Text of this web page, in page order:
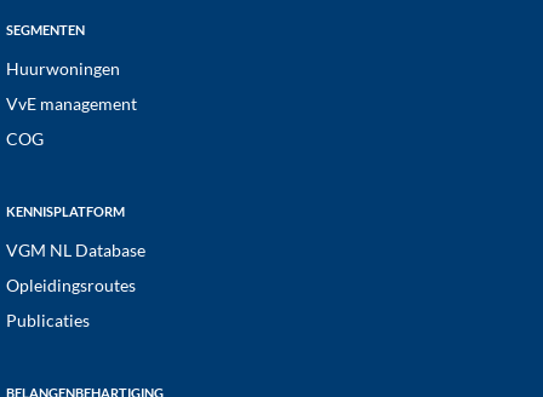
SEGMENTEN
Huurwoningen
VvE management
COG
KENNISPLATFORM
VGM NL Database
Opleidingsroutes
Publicaties
BELANGENBEHARTIGING